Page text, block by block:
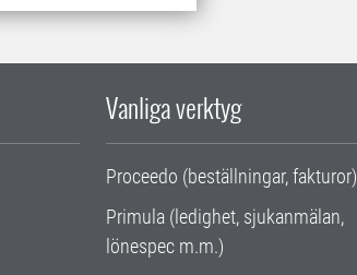
Vanliga verktyg
Proceedo (beställningar, fakturor)
Primula (ledighet, sjukanmälan,
lönespec m.m.)